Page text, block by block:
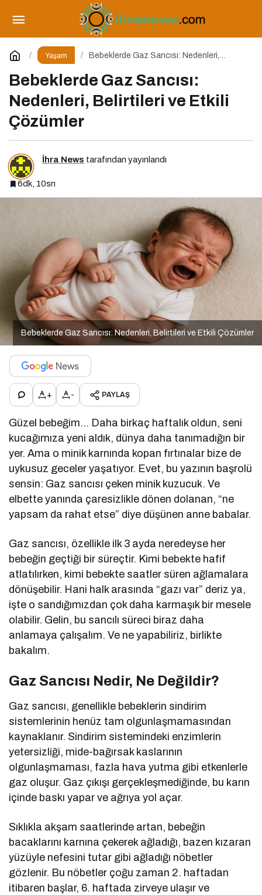
Yaşam
Bebeklerde Gaz Sancısı: Nedenleri,
Bebeklerde Gaz Sancısı:
Nedenleri, Belirtileri ve Etkili
Çözümler
İhra News tarafından yayınlandı
6dk, 10sn
Bebeklerde Gaz Sancısı: Nedenleri, Belirtileri ve Etkili Çözümler
+ - PAYLAŞ
Güzel bebeğim… Daha birkaç haftalık oldun, seni
kucağımıza yeni aldık, dünya daha tanımadığın bir
yer. Ama o minik karnında kopan fırtınalar bize de
uykusuz geceler yaşatıyor. Evet, bu yazının başrolü
sensin: Gaz sancısı çeken minik kuzucuk. Ve
elbette yanında çaresizlikle dönen dolanan, “ne
yapsam da rahat etse” diye düşünen anne babalar.
Gaz sancısı, özellikle ilk 3 ayda neredeyse her
bebeğin geçtiği bir süreçtir. Kimi bebekte hafif
atlatılırken, kimi bebekte saatler süren ağlamalara
dönüşebilir. Hani halk arasında “gazı var” deriz ya,
işte o sandığımızdan çok daha karmaşık bir mesele
olabilir. Gelin, bu sancılı süreci biraz daha
anlamaya çalışalım. Ve ne yapabiliriz, birlikte
bakalım.
Gaz Sancısı Nedir, Ne Değildir?
Gaz sancısı, genellikle bebeklerin sindirim
sistemlerinin henüz tam olgunlaşmamasından
kaynaklanır. Sindirim sistemindeki enzimlerin
yetersizliği, mide-bağırsak kaslarının
olgunlaşmaması, fazla hava yutma gibi etkenlerle
gaz oluşur. Gaz çıkışı gerçekleşmediğinde, bu karın
içinde baskı yapar ve ağrıya yol açar.
Sıklıkla akşam saatlerinde artan, bebeğin
bacaklarını karnına çekerek ağladığı, bazen kızaran
yüzüyle nefesini tutar gibi ağladığı nöbetler
gözlenir. Bu nöbetler çoğu zaman 2. haftadan
itibaren başlar, 6. haftada zirveye ulaşır ve
Edebiyat Dünyasında Yeni Bir Soluk: Büyülü
Sandık Çanakkale Zaferi
Yorum Yap